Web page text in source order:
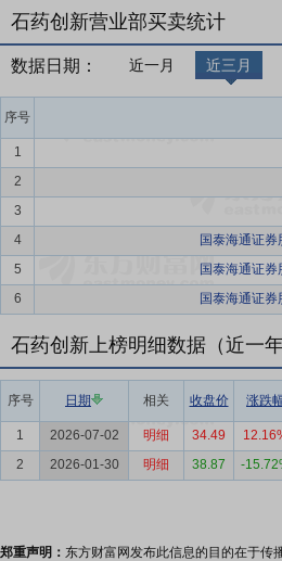
石药创新营业部买卖统计
数据日期： 近一月 近三月
序号
1
2
3
4
国泰海通证
5
国泰海通证
6
国泰海通证
石药创新上榜明细数据（近一年
序号 日期 相关 收盘价 涨跌
1
2026-07-02 明细 34.49
2
2026-01-30 明细 38.87 -
郑重声明： 东方财富网发布此信息的目的在于传